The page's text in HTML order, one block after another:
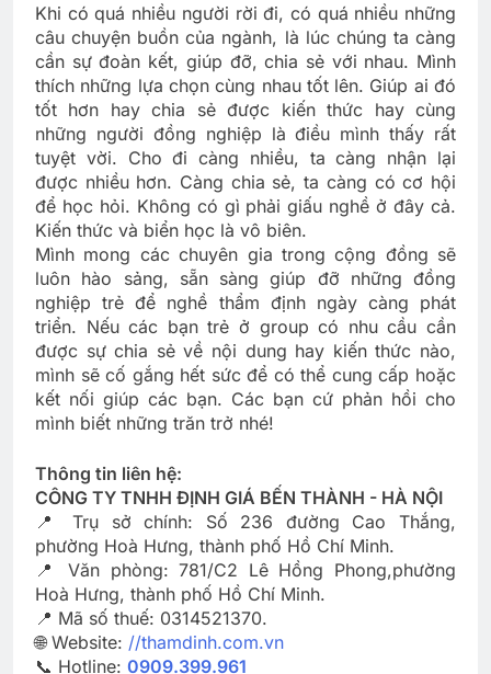
Khi có quá nhiều người rời đi, có quá nhiều những
câu chuyện buồn của ngành, là lúc chúng ta càng
cần sự đoàn kết, giúp đỡ, chia sẻ với nhau. Mình
thích những lựa chọn cùng nhau tốt lên. Giúp ai đó
tốt hơn hay chia sẻ được kiến thức hay cùng
những người đồng nghiệp là điều mình thấy rất
tuyệt vời. Cho đi càng nhiều, ta càng nhận lại
được nhiều hơn. Càng chia sẻ, ta càng có cơ hội
để học hỏi. Không có gì phải giấu nghề ở đây cả.
Kiến thức và biển học là vô biên.
Mình mong các chuyên gia trong cộng đồng sẽ
luôn hào sảng, sẵn sàng giúp đỡ những đồng
nghiệp trẻ để nghề thẩm định ngày càng phát
triển. Nếu các bạn trẻ ở group có nhu cầu cần
được sự chia sẻ về nội dung hay kiến thức nào,
mình sẽ cố gắng hết sức để có thể cung cấp hoặc
kết nối giúp các bạn. Các bạn cứ phản hồi cho
mình biết những trăn trở nhé!
Thông tin liên hệ:
CÔNG TY TNHH ĐỊNH GIÁ BẾN THÀNH - HÀ NỘI
📍 Trụ sở chính: Số 236 đường Cao Thắng,
phường Hoà Hưng, thành phố Hồ Chí Minh.
📍 Văn phòng: 781/C2 Lê Hồng Phong,phường
Hoà Hưng, thành phố Hồ Chí Minh.
📍 Mã số thuế: 0314521370.
🌐 Website: //thamdinh.com.vn
📞 Hotline: 0909.399.961